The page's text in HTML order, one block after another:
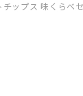
チップス 味くらべ